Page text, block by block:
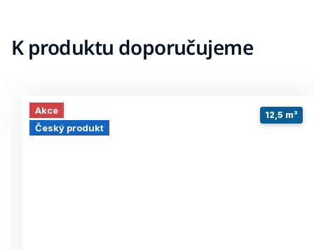
K produktu doporučujeme
Akce
Český produkt
12,5 m³